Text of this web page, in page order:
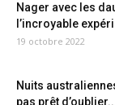
Nager avec les
l’incroyable
19 octobre 2022
Nuits
pas prêt